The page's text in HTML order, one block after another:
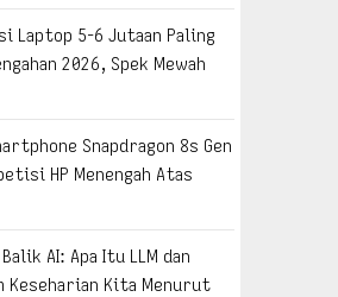
Laptop 5-6 Jutaan Paling
2026, Spek Mewah
Snapdragon 8s Gen
HP Menengah Atas
AI: Apa Itu LLM dan
Keseharian Kita Menurut